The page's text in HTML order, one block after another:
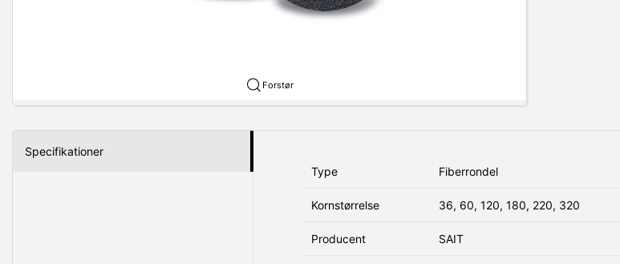
Forstør
Specifikationer
Type
Fiberrondel
Kornstørrelse 36, 60, 120, 180, 220, 320
Producent SAIT